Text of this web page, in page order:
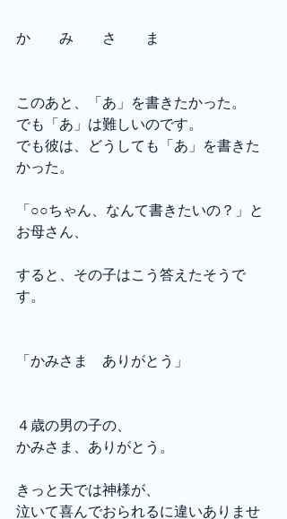
か　　み　　さ　　ま
このあと、「あ」を書きたかった。
でも「あ」は難しいのです。
でも彼は、どうしても「あ」を書きた
かった。
「○○ちゃん、なんて書きたいの？」と
お母さん、
すると、その子はこう答えたそうで
す。
「かみさま　ありがとう」
４歳の男の子の、
かみさま、ありがとう。
きっと天では神様が、
泣いて喜んでおられるに違いありませ